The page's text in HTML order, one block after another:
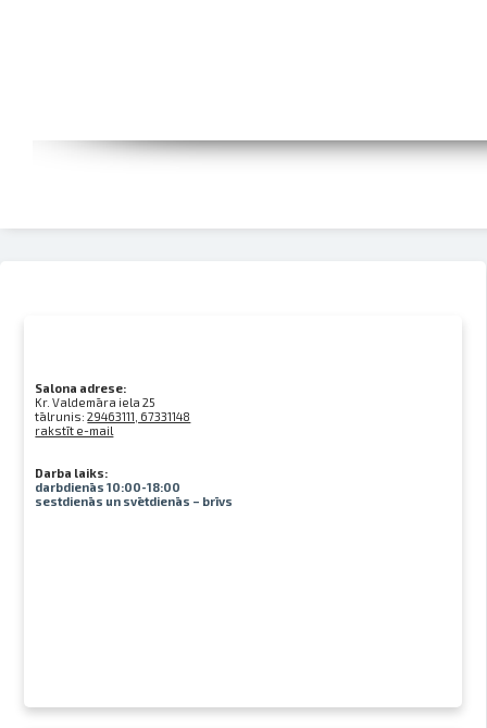
Salona adrese:
Kr. Valdemāra iela 25
tālrunis:29463111, 67331148
rakstīt e-mail
Darba laiks:
darbdienās 10:00-18:00
sestdienās un svētdienās – brīvs